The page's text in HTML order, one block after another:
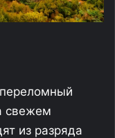
свежем
из разряда